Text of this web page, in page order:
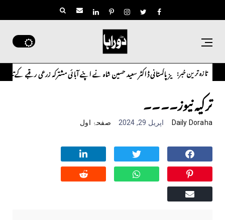
تازہ ترین خبر:
اوورسیز پاکستانی ڈاکٹر سعید حسین شاہ نے اپنے آبائی مشترکہ زرعی رقبے کے تنازع
ترکیہ نیوز۔۔۔۔
Daily Doraha اپریل 29, 2024 صفحۂ اول